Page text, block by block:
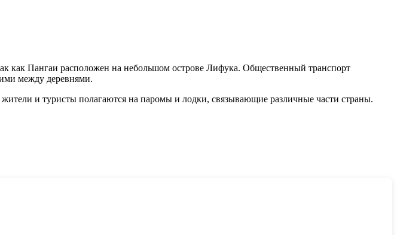
как Пангаи расположен на небольшом острове Лифука. Общественный транспорт
между деревнями.
и туристы полагаются на паромы и лодки, связывающие различные части страны.